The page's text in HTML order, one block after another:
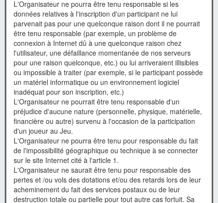
L'Organisateur ne pourra être tenu responsable si les
données relatives à l'inscription d'un participant ne lui
parvenait pas pour une quelconque raison dont il ne pourrait
être tenu responsable (par exemple, un problème de
connexion à Internet dû à une quelconque raison chez
l'utilisateur, une défaillance momentanée de nos serveurs
pour une raison quelconque, etc.) ou lui arriveraient illisibles
ou impossible à traiter (par exemple, si le participant possède
un matériel informatique ou un environnement logiciel
inadéquat pour son inscription, etc.)
L'Organisateur ne pourrait être tenu responsable d'un
préjudice d'aucune nature (personnelle, physique, matérielle,
financière ou autre) survenu à l'occasion de la participation
d'un joueur au Jeu.
L'Organisateur ne pourra être tenu pour responsable du fait
de l'impossibilité géographique ou technique à se connecter
sur le site Internet cité à l'article 1.
L'Organisateur ne saurait être tenu pour responsable des
pertes et /ou vols des dotations et/ou des retards lors de leur
acheminement du fait des services postaux ou de leur
destruction totale ou partielle pour tout autre cas fortuit. Sa